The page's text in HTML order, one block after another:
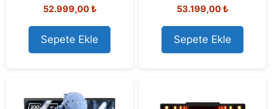
out of 5
52.999,00₺
Sepete Ekle
o
t
o
f
5
53.199,00₺
Sepete Ekle